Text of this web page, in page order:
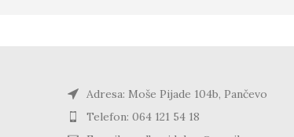
Adresa: Moše Pijade 104b, Pančevo
Telefon: 064 121 54 18